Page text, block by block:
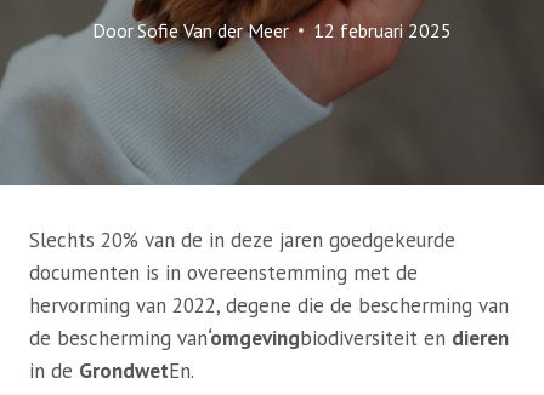
DoorSofie Van der Meer 12 februari 2025
Slechts 20% van de in deze jaren goedgekeurde
documenten is in overeenstemming met de
hervorming van 2022, degene die de bescherming van
de bescherming van‘omgevingbiodiversiteit en dieren
in de GrondwetEn.